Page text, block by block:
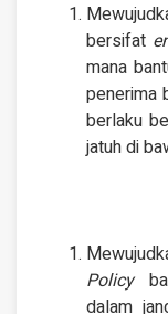
bersifat
mana
penerima
berlaku
jatuh di
Policy
dalam